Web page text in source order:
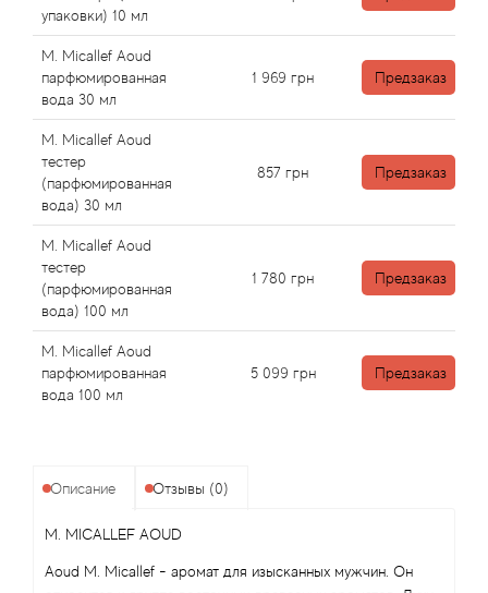
упаковки) 10 мл
M. Micallef Aoud
парфюмированная
вода 30 мл
1 969 грн Предзаказ
M. Micallef Aoud
тестер
(парфюмированная
вода) 30 мл
857 грн Предзаказ
M. Micallef Aoud
тестер
(парфюмированная
вода) 100 мл
1 780 грн Предзаказ
M. Micallef Aoud
парфюмированная
вода 100 мл
5 099 грн Предзаказ
Описание Отзывы (0)
M. MICALLEF AOUD
Aoud M. Micallef - аромат для изысканных мужчин. Он
Angel Schlesser
Anima Mundi
Anna Sui
Annayake
Anne Fontaine
Annick Goutal
Antonia's Flowers
Antonio Banderas
Aquolina